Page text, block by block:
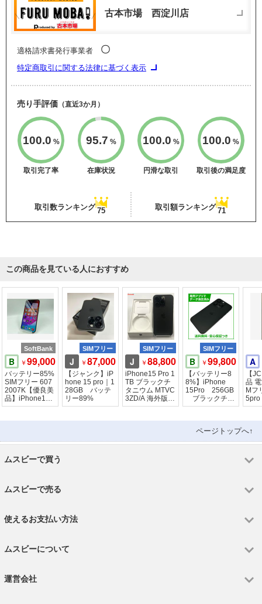
古本市場 西淀川店
適格請求書発行事業者 〇
特定商取引に関する法律に基づく表示
売り手評価 （直近3か月）
100.0 %
取引完了率
95.7 %
在庫状況
100.0 %
円滑な取引
100.0 %
取引後の満足度
取引数ランキング 75 取引額ランキング 71
この商品を見ている人におすすめ
SoftBank
B ￥99,000
バッテリー85%
SIMフリー 607
2007K【優良美
品】iPhone15P
ro 256GB
SIMフリー
J ￥87,000
【ジャンク】iP
hone 15 pro｜1
28GB バッテ
リー89%
SIMフリー
J ￥88,800
iPhone15 Pro 1
TB ブラックチ
タニウム MTVC
3ZD/A 海外版SI
Mフリー ジャン
SIMフリー
B ￥99,800
【バッテリー8
8%】iPhone
15Pro 256GB
ブラックチタ
ニウム SIMフ
A
【
品
Mフ
チュ
ページトップへ↑
ムスビーで買う
ムスビーで売る
使えるお支払い方法
ムスビーについて
運営会社